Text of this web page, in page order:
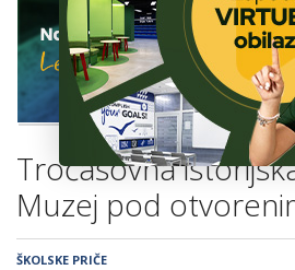
Tročasovna
Muzej pod
ŠKOLSKE PRIČE